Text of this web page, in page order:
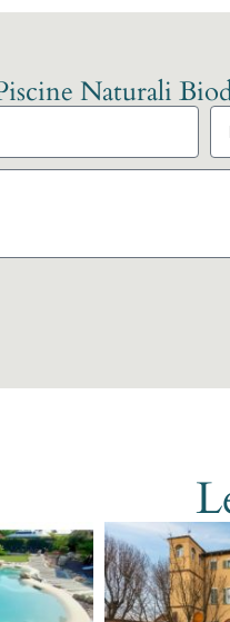
Naturali